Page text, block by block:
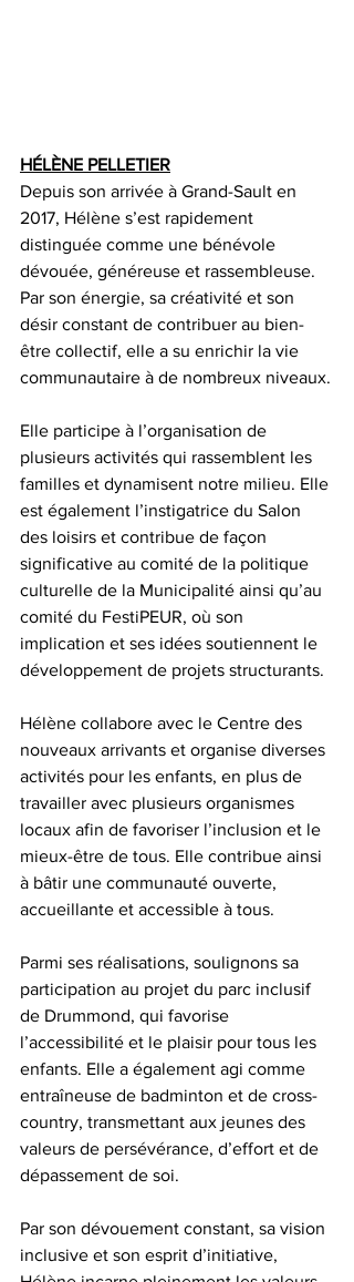
HÉLÈNE PELLETIER
Depuis son arrivée à Grand-Sault en
2017, Hélène s’est rapidement
distinguée comme une bénévole
dévouée, généreuse et rassembleuse.
Par son énergie, sa créativité et son
désir constant de contribuer au bien-
être collectif, elle a su enrichir la vie
communautaire à de nombreux niveaux.
Elle participe à l’organisation de
plusieurs activités qui rassemblent les
familles et dynamisent notre milieu. Elle
est également l’instigatrice du Salon
des loisirs et contribue de façon
significative au comité de la politique
culturelle de la Municipalité ainsi qu’au
comité du FestiPEUR, où son
implication et ses idées soutiennent le
développement de projets structurants.
Hélène collabore avec le Centre des
nouveaux arrivants et organise diverses
activités pour les enfants, en plus de
travailler avec plusieurs organismes
locaux afin de favoriser l’inclusion et le
mieux-être de tous. Elle contribue ainsi
à bâtir une communauté ouverte,
accueillante et accessible à tous.
Parmi ses réalisations, soulignons sa
participation au projet du parc inclusif
de Drummond, qui favorise
l’accessibilité et le plaisir pour tous les
enfants. Elle a également agi comme
entraîneuse de badminton et de cross-
country, transmettant aux jeunes des
valeurs de persévérance, d’effort et de
dépassement de soi.
Par son dévouement constant, sa vision
inclusive et son esprit d’initiative,